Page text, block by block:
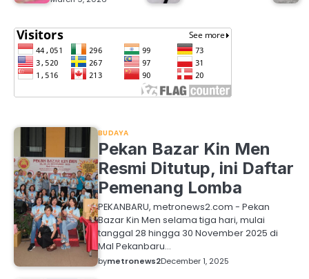
BUDAYA
Pekan Bazar Kin Men
Resmi Ditutup, ini Daftar
Pemenang Lomba
PEKANBARU, metronews2.com - Pekan
Bazar Kin Men selama tiga hari, mulai
tanggal 28 hingga 30 November 2025 di
Mal Pekanbaru…
bymetronews2December 1, 2025